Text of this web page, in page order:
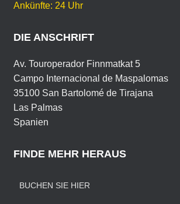
Ankünfte: 24 Uhr
DIE ANSCHRIFT
Av. Touroperador Finnmatkat 5
Campo Internacional de Maspalomas
35100 San Bartolomé de Tirajana
Las Palmas
Spanien
FINDE MEHR HERAUS
BUCHEN SIE HIER